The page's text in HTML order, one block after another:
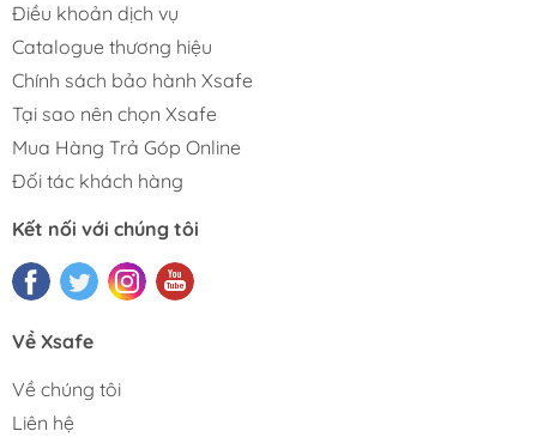
Điều khoản dịch vụ
Catalogue thương hiệu
Chính sách bảo hành Xsafe
Tại sao nên chọn Xsafe
Mua Hàng Trả Góp Online
Đối tác khách hàng
Kết nối với chúng tôi
Về Xsafe
Về chúng tôi
Liên hệ